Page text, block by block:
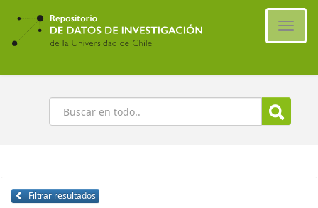
Ir
contenido
principal
Buscar
Filtrar resultados